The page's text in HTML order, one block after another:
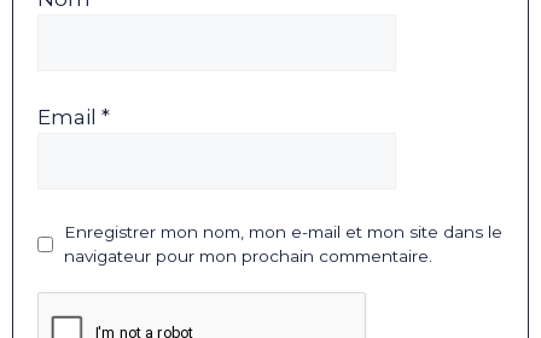
Email *
Enregistrer mon nom, mon e-mail et mon site dans le
navigateur pour mon prochain commentaire.